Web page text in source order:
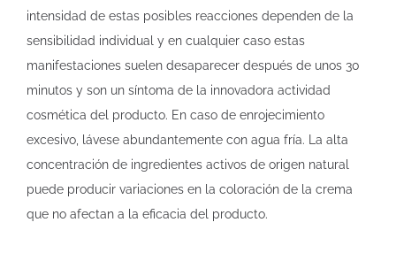
intensidad de estas posibles reacciones dependen de la
sensibilidad individual y en cualquier caso estas
manifestaciones suelen desaparecer después de unos 30
minutos y son un síntoma de la innovadora actividad
cosmética del producto. En caso de enrojecimiento
excesivo, lávese abundantemente con agua fría. La alta
concentración de ingredientes activos de origen natural
puede producir variaciones en la coloración de la crema
que no afectan a la eficacia del producto.